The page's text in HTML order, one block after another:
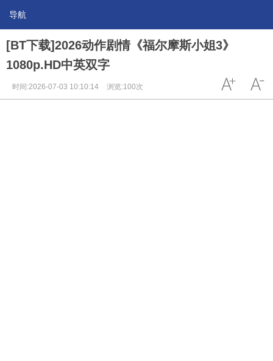
导航
[BT下载]2026动作剧情《福尔摩斯小姐3》
1080p.HD中英双字
时间:2026-07-03 10:10:14 浏览:100次